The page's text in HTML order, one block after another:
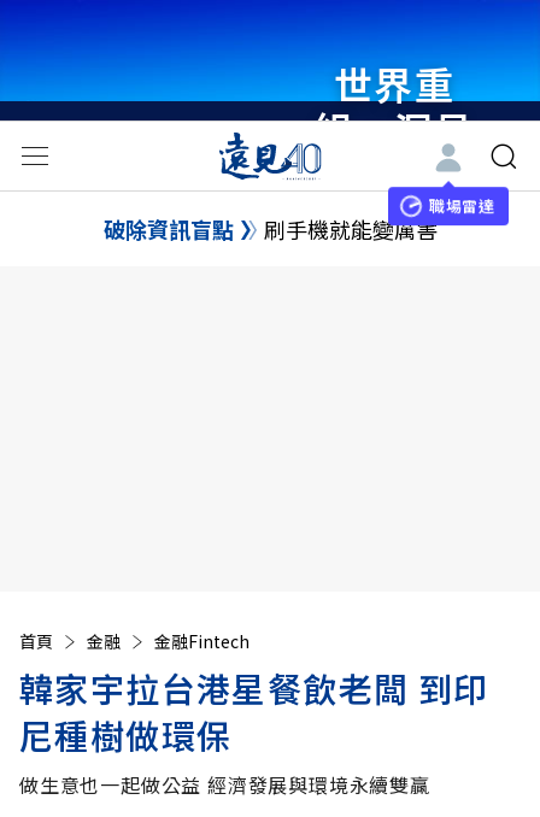
世界重
組・洞見
未來 與
世界領袖
職場雷達
破除資訊盲點 刷手機就能變厲害
首頁 金融 金融Fintech
韓家宇拉台港星餐飲老闆 到印
尼種樹做環保
做生意也一起做公益 經濟發展與環境永續雙贏